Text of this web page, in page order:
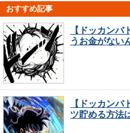
おすすめ記事
【ドッカン
うお金がない
【ドッカン
ツ貯める方法